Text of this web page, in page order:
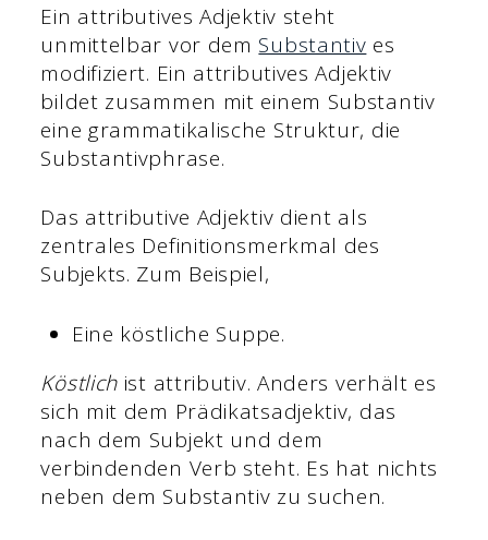
Ein attributives Adjektiv steht
unmittelbar vor dem Substantiv es
modifiziert. Ein attributives Adjektiv
bildet zusammen mit einem Substantiv
eine grammatikalische Struktur, die
Substantivphrase.
Das attributive Adjektiv dient als
zentrales Definitionsmerkmal des
Subjekts. Zum Beispiel,
Eine köstliche Suppe.
Köstlich ist attributiv. Anders verhält es
sich mit dem Prädikatsadjektiv, das
nach dem Subjekt und dem
verbindenden Verb steht. Es hat nichts
neben dem Substantiv zu suchen.